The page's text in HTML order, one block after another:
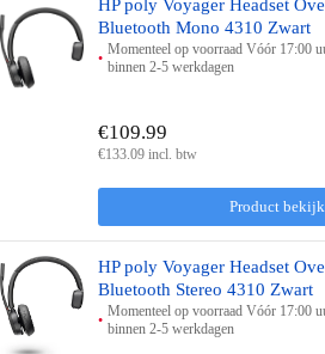
HP poly Voyager Headset
Bluetooth Mono 4310 Zwart
Momenteel op voorraad Vóór 17:00
binnen 2-5 werkdagen
Product
€109.99
€133.09 incl. btw
HP poly Voyager Headset
Bluetooth Stereo 4310 Zwart
Momenteel op voorraad Vóór 17:00
binnen 2-5 werkdagen